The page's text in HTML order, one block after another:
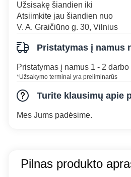
Užsisakę šiandien iki
Atsiimkite jau šiandien nuo
V. A. Graičiūno g. 30, Vilnius
Pristatymas į namus
Pristatymas į namus 1 - 2 darbo
*Užsakymo terminai yra preliminarūs
Turite klausimų apie
Mes Jums padėsime.
Pilnas produkto